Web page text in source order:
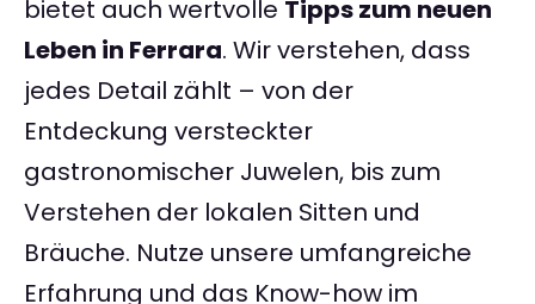
bietet auch wertvolle Tipps zum neuen
Leben in Ferrara. Wir verstehen, dass
jedes Detail zählt – von der
Entdeckung versteckter
gastronomischer Juwelen, bis zum
Verstehen der lokalen Sitten und
Bräuche. Nutze unsere umfangreiche
Erfahrung und das Know-how im